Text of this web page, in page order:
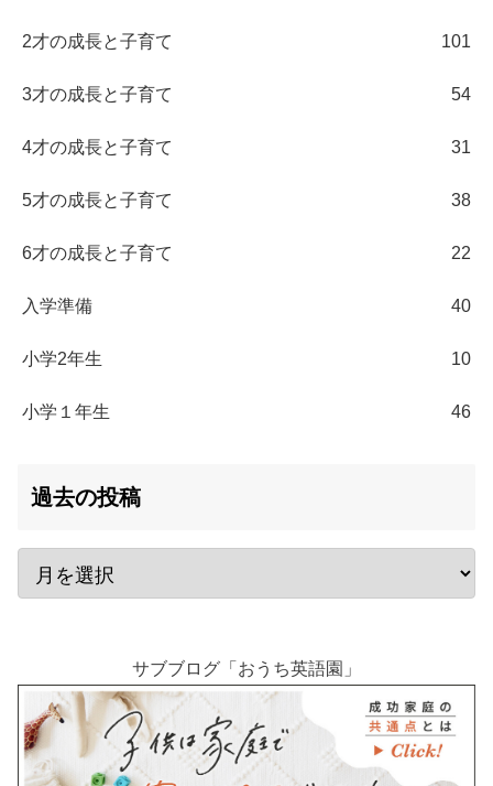
2才の成長と子育て 101
3才の成長と子育て 54
4才の成長と子育て 31
5才の成長と子育て 38
6才の成長と子育て 22
入学準備 40
小学2年生 10
小学１年生 46
過去の投稿
サブブログ「おうち英語園」